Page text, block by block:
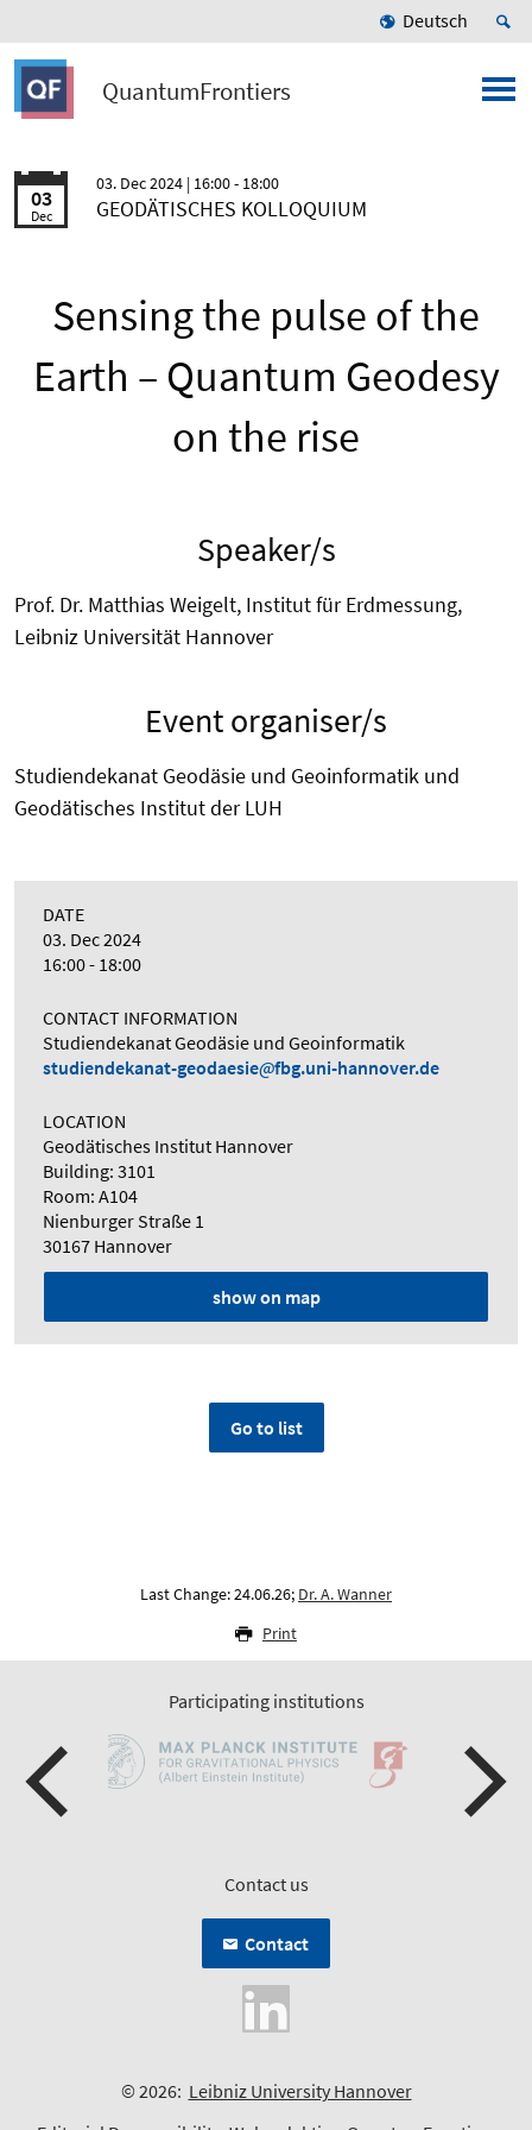
Deutsch
QuantumFrontiers
03
Dec
03. Dec 2024 | 16:00 - 18:00
GEODÄTISCHES KOLLOQUIUM
Sensing the pulse of the
Earth – Quantum Geodesy
on the rise
Speaker/s
Prof. Dr. Matthias Weigelt, Institut für Erdmessung,
Leibniz Universität Hannover
Event organiser/s
Studiendekanat Geodäsie und Geoinformatik und
Geodätisches Institut der LUH
DATE
03. Dec 2024
16:00 - 18:00
CONTACT INFORMATION
Studiendekanat Geodäsie und Geoinformatik
studiendekanat-geodaesie
fbg.uni-hannover.de
LOCATION
Geodätisches Institut Hannover
Building: 3101
Room: A104
Nienburger Straße 1
30167 Hannover
show on map
Go to list
Last Change: 24.06.26; Dr. A. Wanner
Print
Participating institutions
Contact us
Contact
© 2026: Leibniz University Hannover